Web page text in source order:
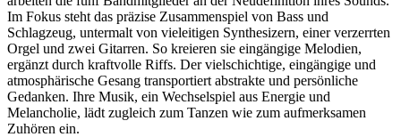
Im Fokus steht das präzise Zusammenspiel von Bass und
Schlagzeug, untermalt von vieleitigen Synthesizern, einer verzerrten
Orgel und zwei Gitarren. So kreieren sie eingängige Melodien,
ergänzt durch kraftvolle Riffs. Der vielschichtige, eingängige und
atmosphärische Gesang transportiert abstrakte und persönliche
Gedanken. Ihre Musik, ein Wechselspiel aus Energie und
Melancholie, lädt zugleich zum Tanzen wie zum aufmerksamen
Zuhören ein.